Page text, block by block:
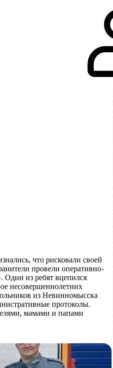
что рисковали своей
провели оперативно-
Один из ребят вцепился
несовершеннолетних
из Невинномысска
протоколы.
мамами и папами